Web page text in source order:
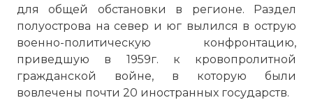
для общей обстановки в регионе. Раздел
полуострова на север и юг вылился в острую
военно-политическую конфронтацию,
приведшую в 1959г. к кровопролитной
гражданской войне, в которую были
вовлечены почти 20 иностранных государств.